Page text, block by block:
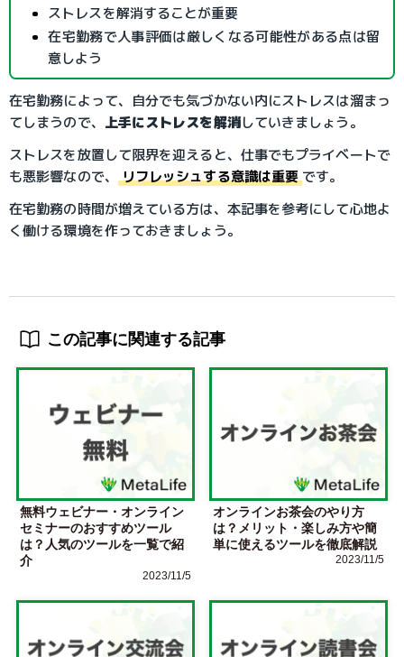
ストレスを解消することが重要
在宅勤務で人事評価は厳しくなる可能性がある点は留
意しよう
在宅勤務によって、自分でも気づかない内にストレスは溜まっ
てしまうので、 上手にストレスを解消していきましょう。
ストレスを放置して限界を迎えると、仕事でもプライベートで
も悪影響なので、
リフレッシュする意識は重要 です。
在宅勤務の時間が増えている方は、本記事を参考にして心地よ
く働ける環境を作っておきましょう。
この記事に関連する記事
無料ウェビナー・オンライン
セミナーのおすすめツール
は？人気のツールを一覧で紹
介
2023/11/5
オンラインお茶会のやり方
は？メリット・楽しみ方や簡
単に使えるツールを徹底解説
2023/11/5